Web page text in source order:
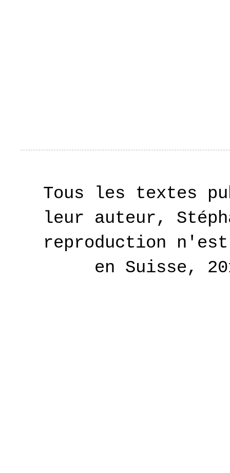
Tous les textes
leur auteur,
reproduction
en Suisse,